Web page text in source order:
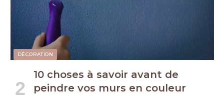
DÉCORATION
10 choses à savoir avant de
peindre vos murs en couleur